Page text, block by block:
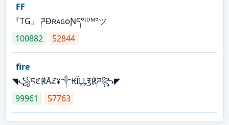
FF
『TG』 ཌĐʀᴀɢᴏƝད°ᴵᴰᴹ°ツ
100882
52844
fire
◥꧁དℭ℟Åℤ¥༒₭ÏḼḼ℥℟ཌ꧂◤
99961
57763